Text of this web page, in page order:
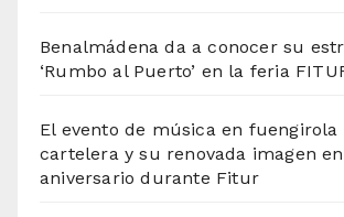
Benalmádena da a conocer su
‘Rumbo al Puerto’ en la feria
El evento de música en fuengirola
cartelera y su renovada imagen
aniversario durante Fitur